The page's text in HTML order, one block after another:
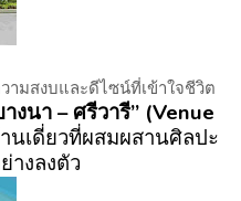
ามสงบและดีไซน์ที่เข้าใจชีวิต
งนา – ศรีวารี” (Venue
นเดี่ยวที่ผสมผสานศิลปะ
างลงตัว